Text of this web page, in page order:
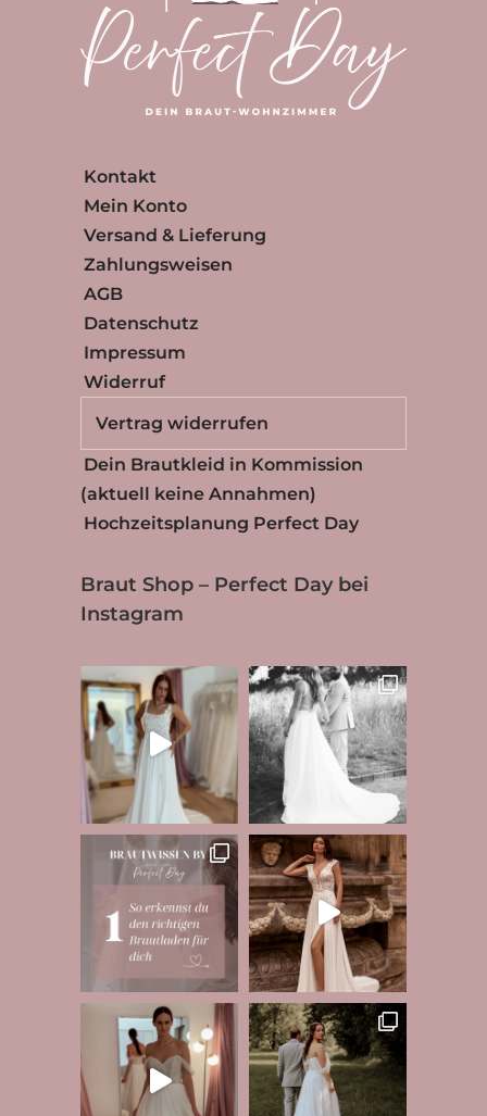
Kontakt
Mein Konto
Versand & Lieferung
Zahlungsweisen
AGB
Datenschutz
Impressum
Widerruf
Vertrag widerrufen
Dein Brautkleid in Kommission
(aktuell keine Annahmen)
Hochzeitsplanung Perfect Day
Braut Shop – Perfect Day bei
Instagram